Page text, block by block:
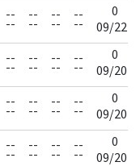
--
--
--
--
--
--
--
--
0
09/22
--
--
--
--
--
--
--
--
0
09/20
--
--
--
--
--
--
--
--
0
09/20
--
--
--
--
--
--
--
--
0
09/20